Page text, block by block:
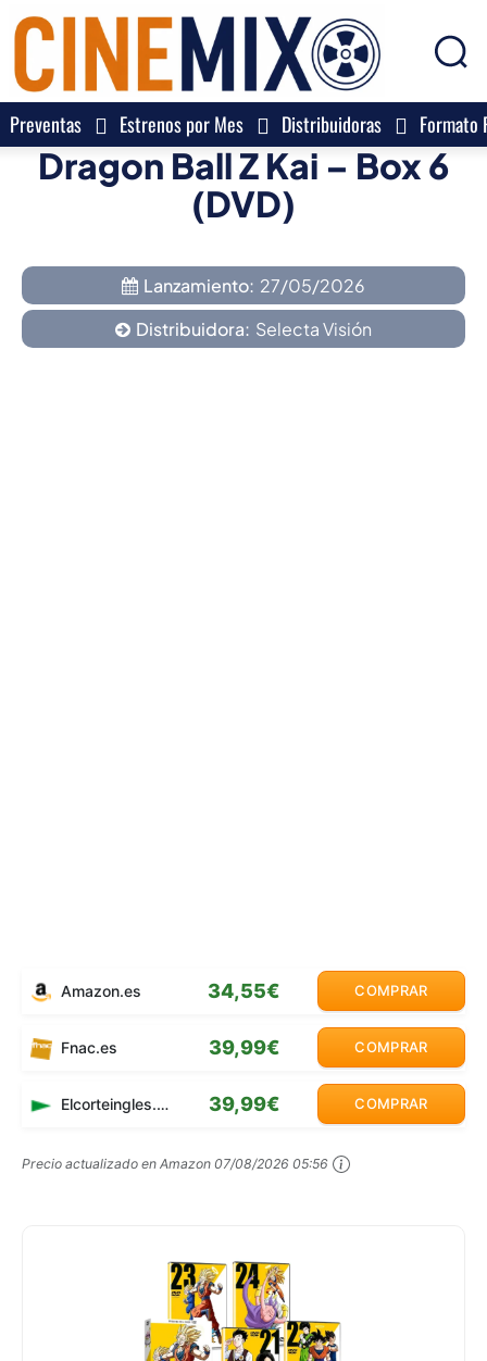
Preventas Estrenos por Mes Distribuidoras Formato
Dragon Ball Z Kai – Box 6
(DVD)
Lanzamiento: 27/05/2026
Distribuidora: Selecta Visión
Amazon.es 34,55€ COMPRAR
Fnac.es 39,99€ COMPRAR
Elcorteingles.es 39,99€ COMPRAR
Precio actualizado en Amazon 07/08/2026 05:56